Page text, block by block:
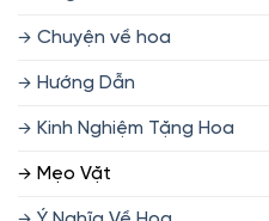
Chuyện về hoa
Hướng Dẫn
Kinh Nghiệm Tặng Hoa
Mẹo Vặt